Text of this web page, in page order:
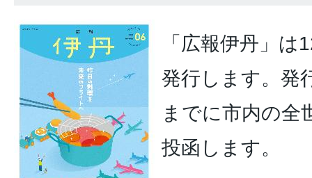
「広報伊丹」
発行します。発
までに市内の全
投函します。